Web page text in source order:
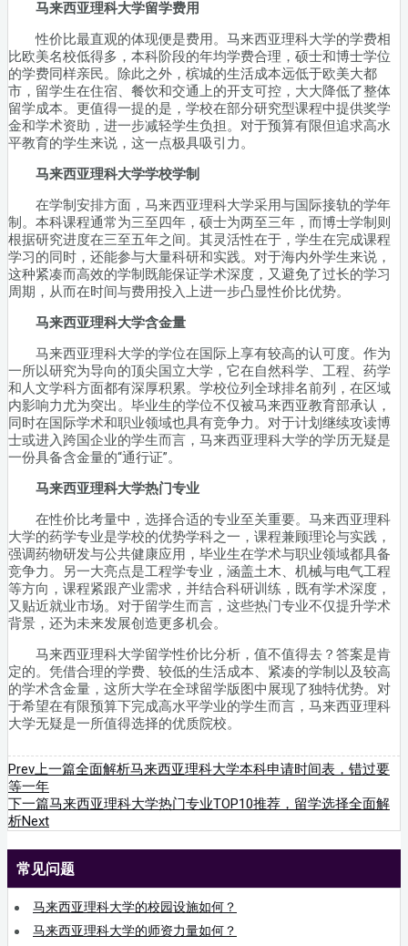
马来西亚理科大学留学费用
性价比最直观的体现便是费用。马来西亚理科大学的学费相
比欧美名校低得多，本科阶段的年均学费合理，硕士和博士学位
的学费同样亲民。除此之外，槟城的生活成本远低于欧美大都
市，留学生在住宿、餐饮和交通上的开支可控，大大降低了整体
留学成本。更值得一提的是，学校在部分研究型课程中提供奖学
金和学术资助，进一步减轻学生负担。对于预算有限但追求高水
平教育的学生来说，这一点极具吸引力。
马来西亚理科大学学校学制
在学制安排方面，马来西亚理科大学采用与国际接轨的学年
制。本科课程通常为三至四年，硕士为两至三年，而博士学制则
根据研究进度在三至五年之间。其灵活性在于，学生在完成课程
学习的同时，还能参与大量科研和实践。对于海内外学生来说，
这种紧凑而高效的学制既能保证学术深度，又避免了过长的学习
周期，从而在时间与费用投入上进一步凸显性价比优势。
马来西亚理科大学含金量
马来西亚理科大学的学位在国际上享有较高的认可度。作为
一所以研究为导向的顶尖国立大学，它在自然科学、工程、药学
和人文学科方面都有深厚积累。学校位列全球排名前列，在区域
内影响力尤为突出。毕业生的学位不仅被马来西亚教育部承认，
同时在国际学术和职业领域也具有竞争力。对于计划继续攻读博
士或进入跨国企业的学生而言，马来西亚理科大学的学历无疑是
一份具备含金量的“通行证”。
马来西亚理科大学热门专业
在性价比考量中，选择合适的专业至关重要。马来西亚理科
大学的药学专业是学校的优势学科之一，课程兼顾理论与实践，
强调药物研发与公共健康应用，毕业生在学术与职业领域都具备
竞争力。另一大亮点是工程学专业，涵盖土木、机械与电气工程
等方向，课程紧跟产业需求，并结合科研训练，既有学术深度，
又贴近就业市场。对于留学生而言，这些热门专业不仅提升学术
背景，还为未来发展创造更多机会。
马来西亚理科大学留学性价比分析，值不值得去？答案是肯
定的。凭借合理的学费、较低的生活成本、紧凑的学制以及较高
的学术含金量，这所大学在全球留学版图中展现了独特优势。对
于希望在有限预算下完成高水平学业的学生而言，马来西亚理科
大学无疑是一所值得选择的优质院校。
Prev上一篇全面解析马来西亚理科大学本科申请时间表，错过要
等一年
下一篇马来西亚理科大学热门专业TOP10推荐，留学选择全面解
析Next
常见问题
马来西亚理科大学的校园设施如何？
马来西亚理科大学的师资力量如何？